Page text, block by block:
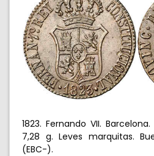
1823. Fernando VII.
7,28 g. Leves marquitas.
(EBC-).